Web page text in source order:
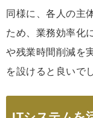
同様に、各人の主
ため、業務効率化
や残業時間削減を
を設けると良いで